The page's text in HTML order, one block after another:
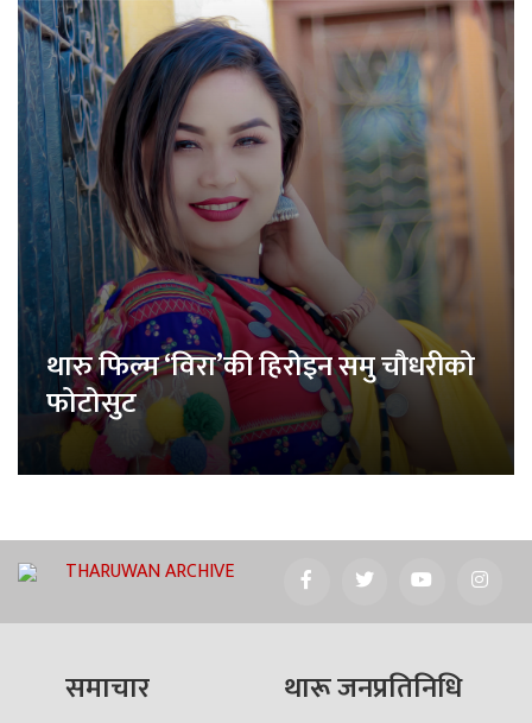
थारु फिल्म ‘विरा’की हिरोइन समु चौधरीको
फोटोसुट
THARUWAN ARCHIVE
समाचार थारू जनप्रतिनिधि